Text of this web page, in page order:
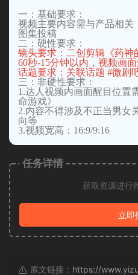
一：基础要求：
视频主要内容需与产品相关
图集投稿
二：硬性要求：
镜头要求：二创剪辑《药神
60秒-15分钟以内，视频画
话题要求：关联话题 #微剧
三：非硬性要求：
1.达人视频内画面醒目位置
命游戏》
2.内容不得涉及不正当男女
向等
3.视频宽高：16:9/9:16
任务详情
获取资源进行
立即
原文链接： https://